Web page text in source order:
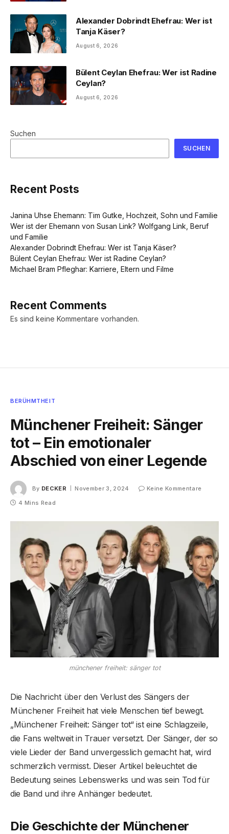
Alexander Dobrindt Ehefrau: Wer ist
Tanja Käser?
August 6, 2026
Bülent Ceylan Ehefrau: Wer ist Radine
Ceylan?
August 6, 2026
Suchen
SUCHEN
Recent Posts
Janina Uhse Ehemann: Tim Gutke, Hochzeit, Sohn und Familie
Wer ist der Ehemann von Susan Link? Wolfgang Link, Beruf
und Familie
Alexander Dobrindt Ehefrau: Wer ist Tanja Käser?
Bülent Ceylan Ehefrau: Wer ist Radine Ceylan?
Michael Bram Pfleghar: Karriere, Eltern und Filme
Recent Comments
Es sind keine Kommentare vorhanden.
BERÜHMTHEIT
Münchener Freiheit: Sänger
tot – Ein emotionaler
Abschied von einer Legende
By DECKER November 3, 2024
Keine Kommentare
4 Mins Read
münchener freiheit: sänger tot
Die Nachricht über den Verlust des Sängers der
Münchener Freiheit hat viele Menschen tief bewegt.
„Münchener Freiheit: Sänger tot“ ist eine Schlagzeile,
die Fans weltweit in Trauer versetzt. Der Sänger, der so
viele Lieder der Band unvergesslich gemacht hat, wird
schmerzlich vermisst. Dieser Artikel beleuchtet die
Bedeutung seines Lebenswerks und was sein Tod für
die Band und ihre Anhänger bedeutet.
Die Geschichte der Münchener